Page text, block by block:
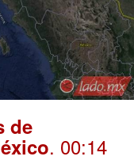
de
. 00:14